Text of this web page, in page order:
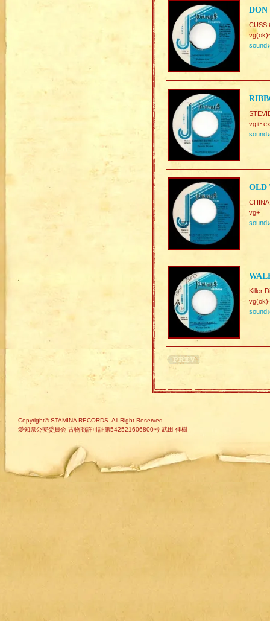
DON
CUSS
sound♪
sound♪
OLD
vg+
sound♪
Killer
sound♪
Copyright© STAMINA RECORDS. All Right Reserved.
愛知県公安委員会 古物商許可証第542521606800号 武田 佳樹